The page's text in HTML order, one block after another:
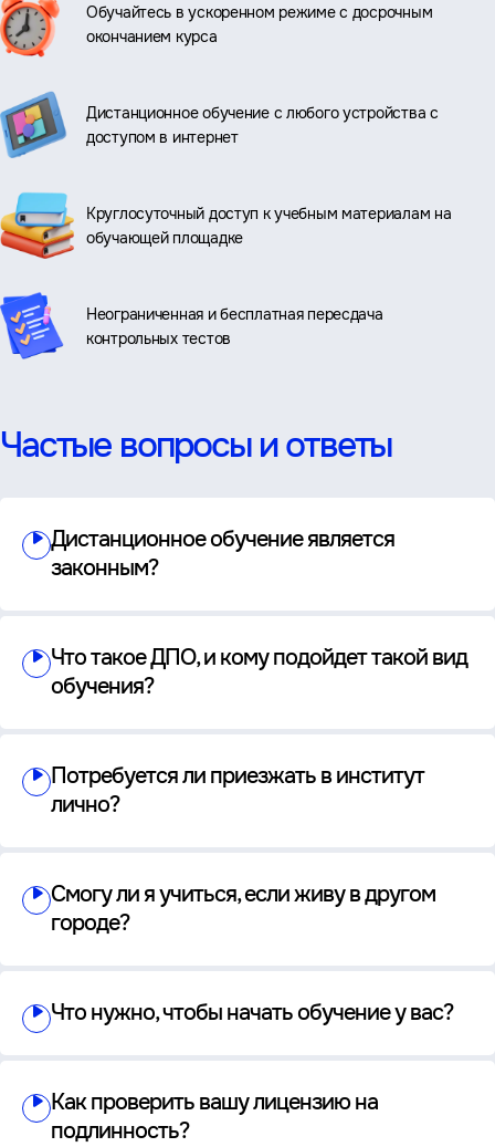
Обучайтесь в ускоренном режиме с досрочным
окончанием курса
Дистанционное обучение с любого устройства с
доступом в интернет
Круглосуточный доступ к учебным материалам на
обучающей площадке
Неограниченная и бесплатная пересдача
контрольных тестов
Частые вопросы и ответы
Дистанционное обучение является
законным?
Что такое ДПО, и кому подойдет такой вид
обучения?
Потребуется ли приезжать в институт
лично?
Смогу ли я учиться, если живу в другом
городе?
Что нужно, чтобы начать обучение у вас?
Как проверить вашу лицензию на
подлинность?